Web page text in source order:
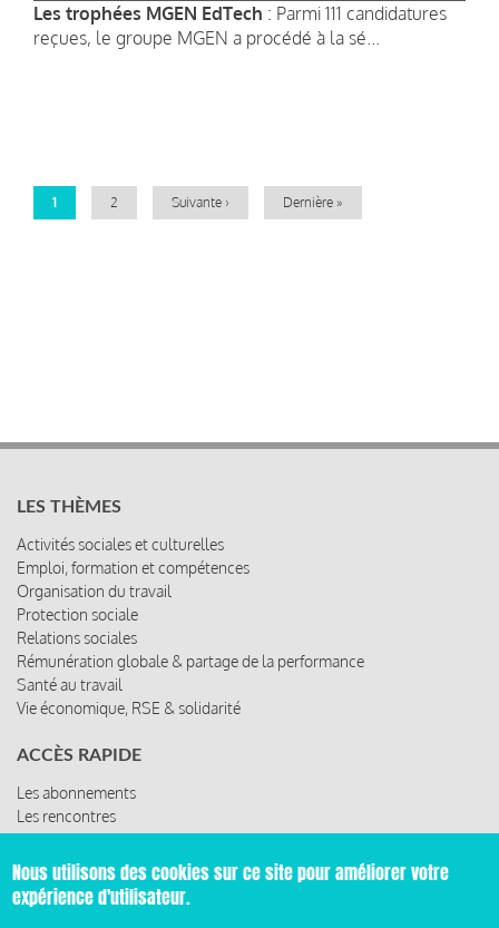
Les trophées MGEN EdTech : Parmi 111 candidatures
reçues, le groupe MGEN a procédé à la sé...
Page
1 Page
2
Page
Suivante ›
Dernière
Dernière »
LES THÈMES
Activités sociales et culturelles
Emploi, formation et compétences
Organisation du travail
Protection sociale
Relations sociales
Rémunération globale & partage de la performance
Santé au travail
Vie économique, RSE & solidarité
ACCÈS RAPIDE
Les abonnements
Les rencontres
Les ressources
Nous utilisons des cookies sur ce site pour améliorer votre
expérience d'utilisateur.